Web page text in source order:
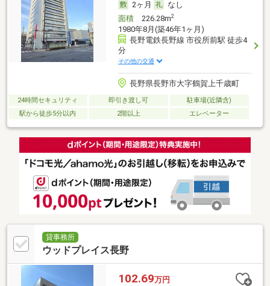
2ヶ月
なし
面積226.28m2
1980年8月(築46年1ヶ月)
長野電鉄長野線 市役所前駅 徒歩4
分
その他の交通
長野県長野市大字鶴賀上千歳町
24時間セキュリティ 即引き渡し可
駐車場(近隣含)
駅から徒歩5分以内
2階以上 エレベーター
貸事務所
ウッドプレイス長野
102.69万円